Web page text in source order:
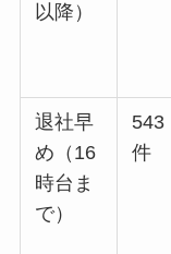
以降）
退社早
め（16
時台ま
で）
543
件